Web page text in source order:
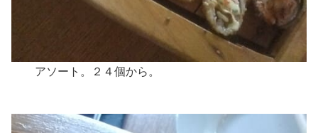
アソート。２４個から。